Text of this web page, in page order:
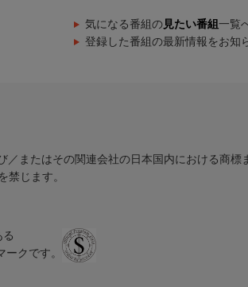
気になる番組の 見たい番組 一覧
登録した番組の最新情報をお知
またはその関連会社の日本国内における商標
禁じます。
クです。